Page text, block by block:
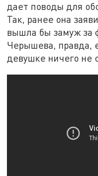
дает поводы для
Так, ранее она
вышла бы замуж за
Черышева, правда,
девушке ничего не